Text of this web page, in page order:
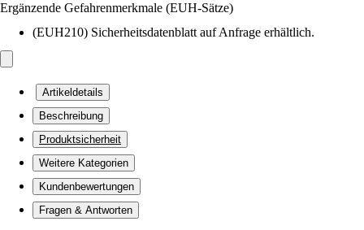
Ergänzende Gefahrenmerkmale (EUH-Sätze)
(EUH210) Sicherheitsdatenblatt auf Anfrage erhältlich.
Artikeldetails
Beschreibung
Produktsicherheit
Weitere Kategorien
Kundenbewertungen
Fragen & Antworten